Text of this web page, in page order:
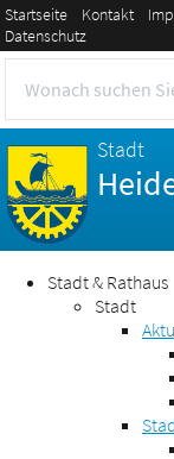
Startseite Kontakt
Datenschutz
Stadt
Stadt & Rathaus
Stadt